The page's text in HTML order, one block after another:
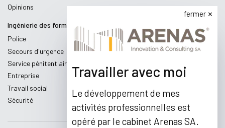
Opinions
Ingénierie des formations
Police
Secours d'urgence
Service pénitentiaire
Entreprise
Travail social
Sécurité
fermer
Travailler avec moi
Le développement de mes
activités professionnelles est
opéré par le cabinet Arenas SA.